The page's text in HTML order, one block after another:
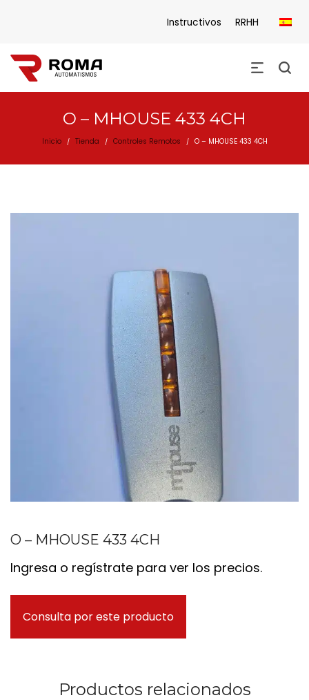
Instructivos RRHH
O – MHOUSE 433 4CH
Inicio / Tienda / Controles Remotos / O – MHOUSE 433 4CH
O – MHOUSE 433 4CH
Ingresa o regístrate para ver los precios.
Consulta por este producto
Productos relacionados